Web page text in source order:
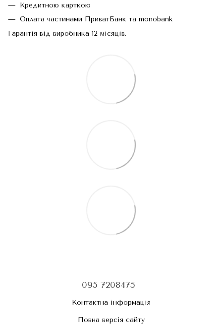
Кредитною карткою
Оплата частинами ПриватБанк та monobank
Гарантія від виробника 12 місяців.
095 7208475
Контактна інформація
Повна версія сайту